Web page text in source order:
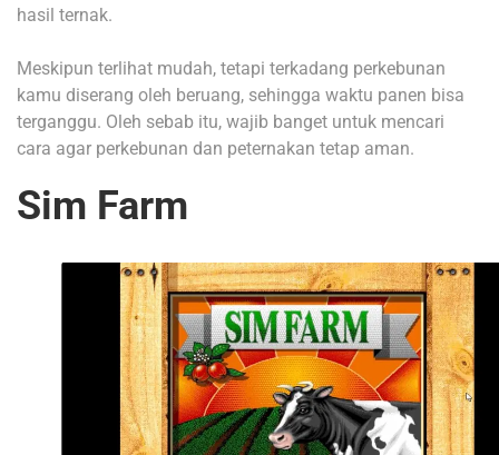
hasil ternak.
Meskipun terlihat mudah, tetapi terkadang perkebunan
kamu diserang oleh beruang, sehingga waktu panen bisa
terganggu. Oleh sebab itu, wajib banget untuk mencari
cara agar perkebunan dan peternakan tetap aman.
Sim Farm